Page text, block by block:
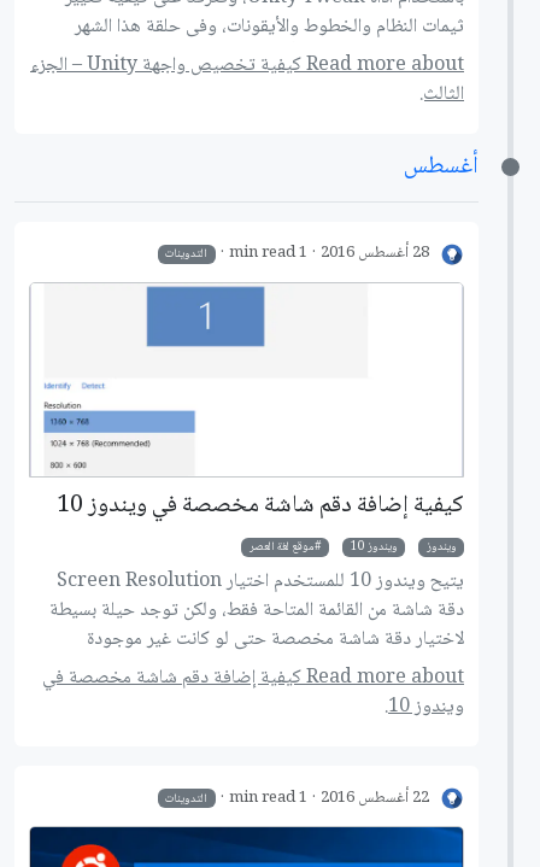
ثيمات النظام والخطوط والأيقونات، وفى حلقة هذا الشهر
نستكمل طريقنا لاحتراف أوبنتو، وسنتعرف على آخر مجموعة
حيل لتخصيص واجهة Unity باستخدام بعض الأدوات.
Read more about كيفية تخصيص واجهة Unity – الجزء
الثالث.
أغسطس
28 أغسطس 2016 1 min read التدوينات
كيفية إضافة دقم شاشة مخصصة في ويندوز 10
ويندوز ويندوز 10 موقع لغة العصر
يتيح ويندوز 10 للمستخدم اختيار Screen Resolution
دقة شاشة من القائمة المتاحة فقط، ولكن توجد حيلة بسيطة
لاختيار دقة شاشة مخصصة حتى لو كانت غير موجودة
بالقائمة، اليكم الطريقة.Read more about كيفية إضافة دقم شاشة مخصصة في
ويندوز 10.
22 أغسطس 2016 1 min read التدوينات